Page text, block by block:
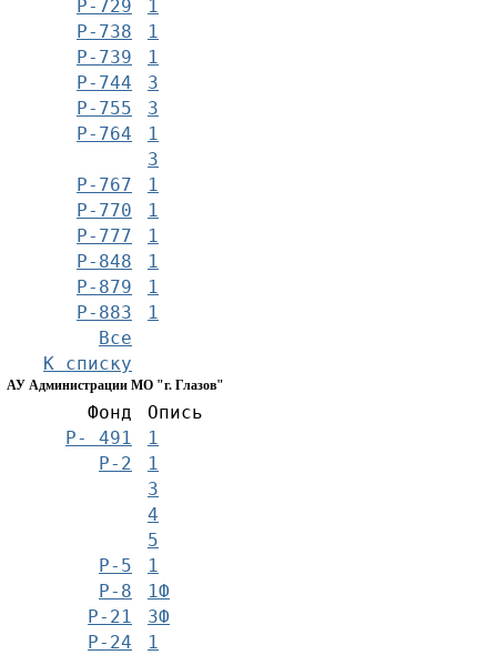
Р-729
1
Р-738
1
Р-739
1
Р-744
3
Р-755
3
Р-764
1
3
Р-767
1
Р-770
1
Р-777
1
Р-848
1
Р-879
1
Р-883
1
Все
К списку
АУ Администрации МО "г. Глазов"
Фонд
Опись
Р- 491
1
Р-2
1
3
4
5
Р-5
Р-8
1
Р-21
1Ф
3Ф
Р-24
1